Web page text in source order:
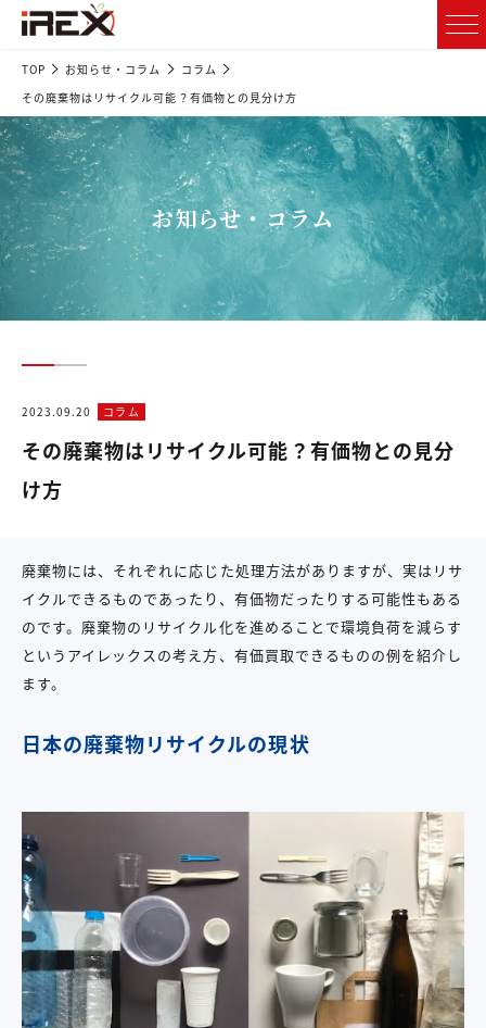
TOP お知らせ・コラム
コラム
その廃棄物はリサイクル可能？有価物との見分け方
お知らせ・コラム
2023.09.20 コラム
その廃棄物はリサイクル可能？有価物との見分
け方
廃棄物には、それぞれに応じた処理方法がありますが、実はリサ
イクルできるものであったり、有価物だったりする可能性もある
のです。廃棄物のリサイクル化を進めることで環境負荷を減らす
というアイレックスの考え方、有価買取できるものの例を紹介し
ます。
日本の廃棄物リサイクルの現状